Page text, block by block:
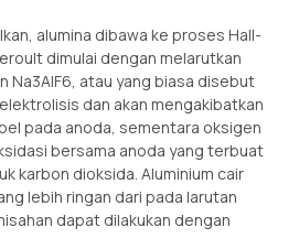
alumina dibawa ke proses Hall-
dimulai dengan melarutkan
Na3AlF6, atau yang biasa disebut
dan akan mengakibatkan
pada anoda, sementara oksigen
bersama anoda yang terbuat
karbon dioksida. Aluminium cair
lebih ringan dari pada larutan
dapat dilakukan dengan